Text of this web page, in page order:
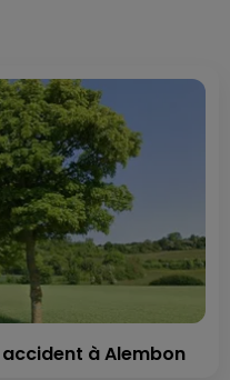
à Alembon